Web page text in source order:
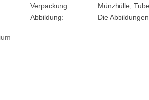
Verpackung:
Münzhülle, Tube
Abbildung:
Die